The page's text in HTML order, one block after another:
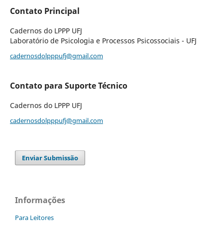
Contato Principal
Cadernos do LPPP UFJ
Laboratório de Psicologia e Processos Psicossociais - UFJ
cadernosdolpppufj@gmail.com
Contato para Suporte Técnico
Cadernos do LPPP UFJ
cadernosdolpppufj@gmail.com
Enviar Submissão
Informações
Para Leitores